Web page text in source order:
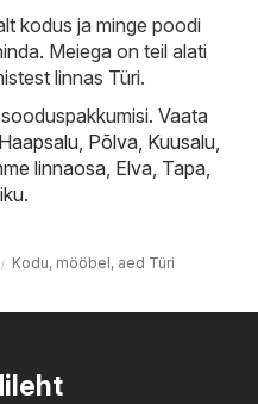
kodus ja minge poodi
Meiega on teil alati
linnas Türi.
Vaata
Haapsalu Põlva Kuusalu
linnaosa Elva Tapa
.
Kodu, mööbel, aed Türi